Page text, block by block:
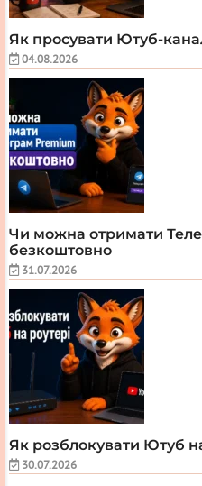
Як просувати Ютуб-
04.08.2026
Чи можна отримати
безкоштовно
31.07.2026
Як розблокувати Ютуб
30.07.2026